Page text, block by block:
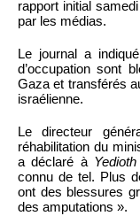
rapport initial
par les médias.
Le journal a
d’occupation sont
Gaza et transférés
israélienne.
Le directeur
réhabilitation du
a déclaré à
connu de tel. Plus
ont des blessures
des amputations ».